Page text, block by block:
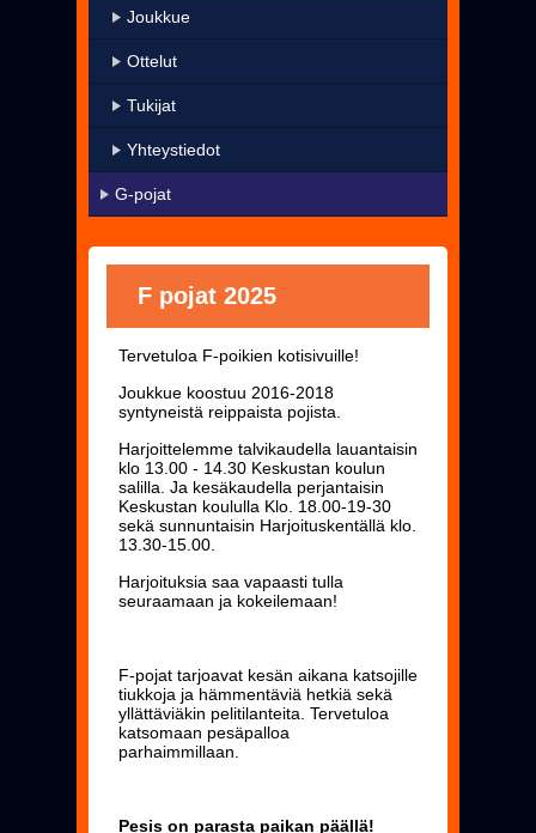
Pelissä mukana
Jäseneksi - Hanki oma KaMa-korttisi!
Joukkue
Ottelut
Tukijat
Yhteystiedot
G-pojat
F pojat 2025
Tervetuloa F-poikien kotisivuille!
Joukkue koostuu 2016-2018
syntyneistä reippaista pojista.
Harjoittelemme talvikaudella lauantaisin
klo 13.00 - 14.30 Keskustan koulun
salilla. Ja kesäkaudella perjantaisin
Keskustan koululla Klo. 18.00-19-30
sekä sunnuntaisin Harjoituskentällä klo.
13.30-15.00.
Harjoituksia saa vapaasti tulla
seuraamaan ja kokeilemaan!
F-pojat tarjoavat kesän aikana katsojille
tiukkoja ja hämmentäviä hetkiä sekä
yllättäviäkin pelitilanteita. Tervetuloa
katsomaan pesäpalloa
parhaimmillaan.
Pesis on parasta paikan päällä!